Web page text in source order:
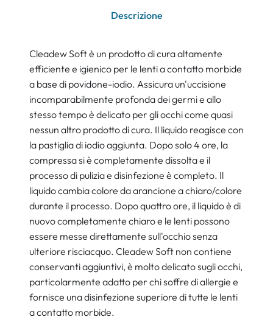
Descrizione
Cleadew Soft è un prodotto di cura altamente
efficiente e igienico per le lenti a contatto morbide
a base di povidone-iodio. Assicura un'uccisione
incomparabilmente profonda dei germi e allo
stesso tempo è delicato per gli occhi come quasi
nessun altro prodotto di cura. Il liquido reagisce con
la pastiglia di iodio aggiunta. Dopo solo 4 ore, la
compressa si è completamente dissolta e il
processo di pulizia e disinfezione è completo. Il
liquido cambia colore da arancione a chiaro/colore
durante il processo. Dopo quattro ore, il liquido è di
nuovo completamente chiaro e le lenti possono
essere messe direttamente sull'occhio senza
ulteriore risciacquo. Cleadew Soft non contiene
conservanti aggiuntivi, è molto delicato sugli occhi,
particolarmente adatto per chi soffre di allergie e
fornisce una disinfezione superiore di tutte le lenti
a contatto morbide.